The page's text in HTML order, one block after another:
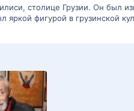
столице Грузии. Он был
фигурой в грузинской